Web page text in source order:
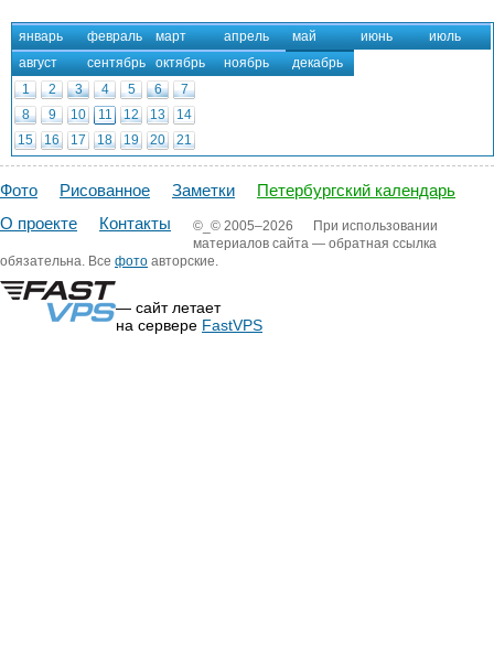
январь февраль март апрель май июнь
июль
август
сентябрь октябрь ноябрь
декабрь
1
2 3 4 5 6
7
8
9 10 11 12 13
14
15
16 17 18 19 20
21
22
23 24 25 26 27
28
29
31
Фото Рисованное Заметки
Петербургский календарь
О проекте
Контакты ©_© 2005–2026
При использовании
материалов сайта — обратная ссылка
обязательна. Все фото авторские.
— сайт летает
на сервере FastVPS